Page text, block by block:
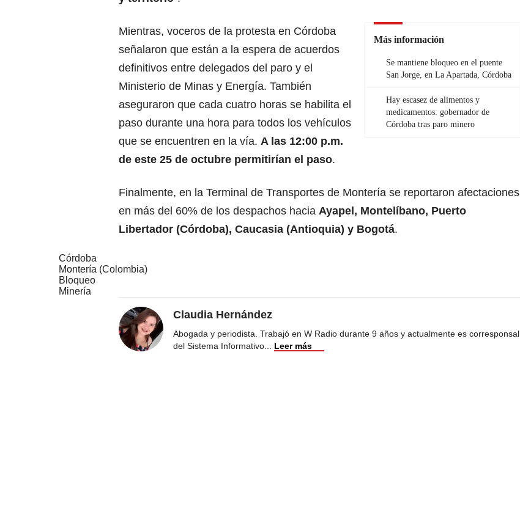
Más información
Se mantiene bloqueo en el puente
San Jorge, en La Apartada, Córdoba
Hay escasez de alimentos y
medicamentos: gobernador de
Córdoba tras paro minero
Mientras, voceros de la protesta en Córdoba
señalaron que están a la espera de acuerdos
definitivos entre delegados del paro y el
Ministerio de Minas y Energía. También
aseguraron que cada cuatro horas se habilita el
paso durante una hora para todos los vehículos
que se encuentren en la vía. A las 12:00 p.m.
de este 25 de octubre permitirían el paso.
Finalmente, en la Terminal de Transportes de Montería se reportaron afectaciones
en más del 60% de los despachos hacia Ayapel, Montelíbano, Puerto
Libertador (Córdoba), Caucasia (Antioquia) y Bogotá.
Córdoba
Montería (Colombia)
Bloqueo
Minería
Claudia Hernández
Abogada y periodista. Trabajó en W Radio durante 9 años y actualmente es corresponsal
del Sistema Informativo
Leer más